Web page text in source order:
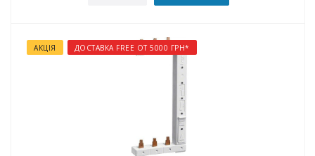
АКЦІЯ ДОСТАВКА FREE ОТ 5000 ГРН*